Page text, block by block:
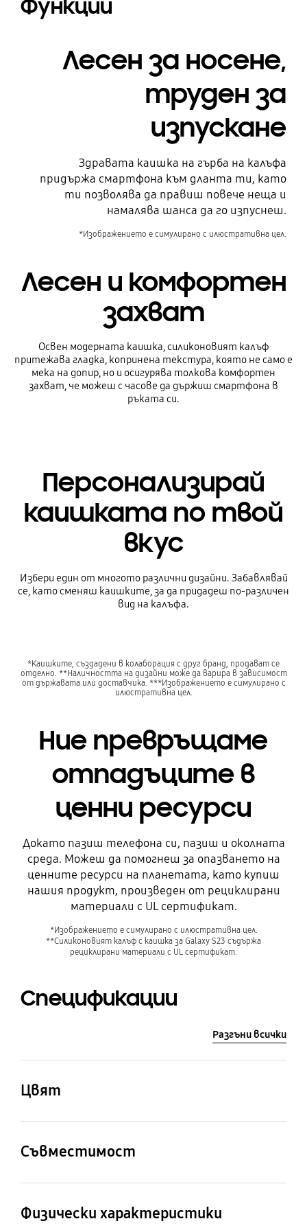
Функции
Лесен за носене,
труден за
изпускане
Здравата каишка на гърба на калъфа
придържа смартфона към дланта ти, като
ти позволява да правиш повече неща и
намалява шанса да го изпуснеш.
*Изображението е симулирано с илюстративна цел.
Лесен и комфортен
захват
Освен модерната каишка, силиконовият калъф
притежава гладка, копринена текстура, която не само е
мека на допир, но и осигурява толкова комфортен
захват, че можеш с часове да държиш смартфона в
ръката си.
Персонализирай
каишката по твой
вкус
Избери един от многото различни дизайни. Забавлявай
се, като сменяш каишките, за да придадеш по-различен
вид на калъфа.
*Каишките, създадени в колаборация с друг бранд, продават се
отделно. **Наличността на дизайни може да варира в зависимост
от държавата или доставчика. ***Изображението е симулирано с
илюстративна цел.
Ние превръщаме
отпадъците в
ценни ресурси
Докато пазиш телефона си, пазиш и околната
среда. Можеш да помогнeш за опазването на
ценните ресурси на планетата, като купиш
нашия продукт, произведен от рециклирани
материали с UL сертификат.
*Изображението е симулирано с илюстративна цел.
**Силиконовият калъф с каишка за Galaxy S23 съдържа
рециклирани материали с UL сертификат.
Преди
Спецификации
Разгъни всички
Цвят
White
Съвместимост
Съвместими
Galaxy S23
Физически характеристики